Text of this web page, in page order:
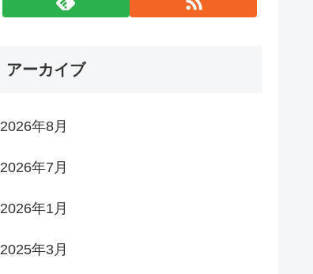
アーカイブ
2026年8月
2026年7月
2026年1月
2025年3月